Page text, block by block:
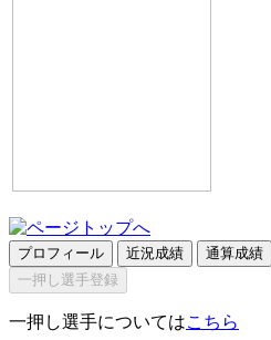
プロフィール 近況成績
通算成績
一押し選手登録
一押し選手についてはこちら